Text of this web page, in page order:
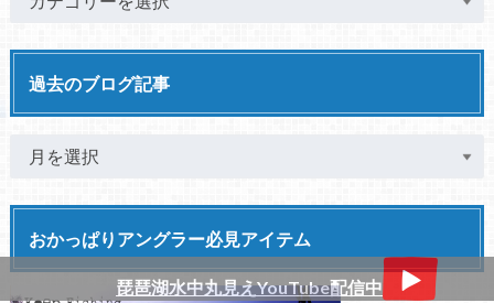
過去のブログ記事
おかっぱりアングラー必見アイテム
琵琶湖水中丸見えYouTube配信中